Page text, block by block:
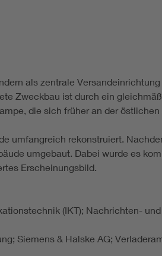
als zentrale
Zweckbau ist durch ein
die sich früher an der
umfangreich rekonstruiert.
umgebaut. Dabei wurde es
Erscheinungsbild.
(IKT); Nachrichten-
Siemens & Halske AG;